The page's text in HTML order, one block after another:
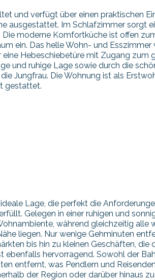
und verfügt über einen praktischen
ausgestattet. Im Schlafzimmer sorgt
moderne Komfortküche ist offen
ein. Das helle Wohn- und
Hebeschiebetüre mit Zugang zum
und ruhige Lage sowie durch die
Jungfrau. Die Wohnung ist als
gestattet.
Lage, die perfekt die
Gelegen in einer ruhigen und
während gleichzeitig alle
liegen. Nur wenige Gehminuten
bis hin zu kleinen Geschäften, die
ebenfalls hervorragend. Sowohl der
entfernt, was Pendlern und
der Region oder darüber hinaus